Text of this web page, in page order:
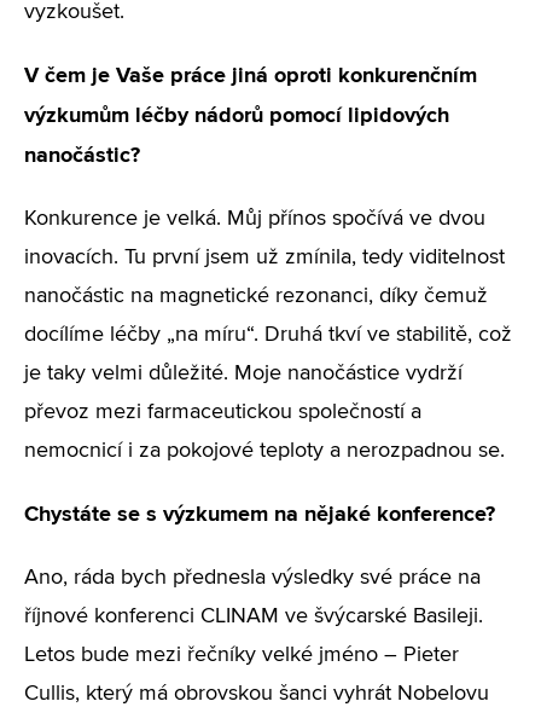
vyzkoušet.
V čem je Vaše práce jiná oproti konkurenčním
výzkumům léčby nádorů pomocí lipidových
nanočástic?
Konkurence je velká. Můj přínos spočívá ve dvou
inovacích. Tu první jsem už zmínila, tedy viditelnost
nanočástic na magnetické rezonanci, díky čemuž
docílíme léčby „na míru“. Druhá tkví ve stabilitě, což
je taky velmi důležité. Moje nanočástice vydrží
převoz mezi farmaceutickou společností a
nemocnicí i za pokojové teploty a nerozpadnou se.
Chystáte se s výzkumem na nějaké konference?
Ano, ráda bych přednesla výsledky své práce na
říjnové konferenci CLINAM ve švýcarské Basileji.
Letos bude mezi řečníky velké jméno – Pieter
Cullis, který má obrovskou šanci vyhrát Nobelovu